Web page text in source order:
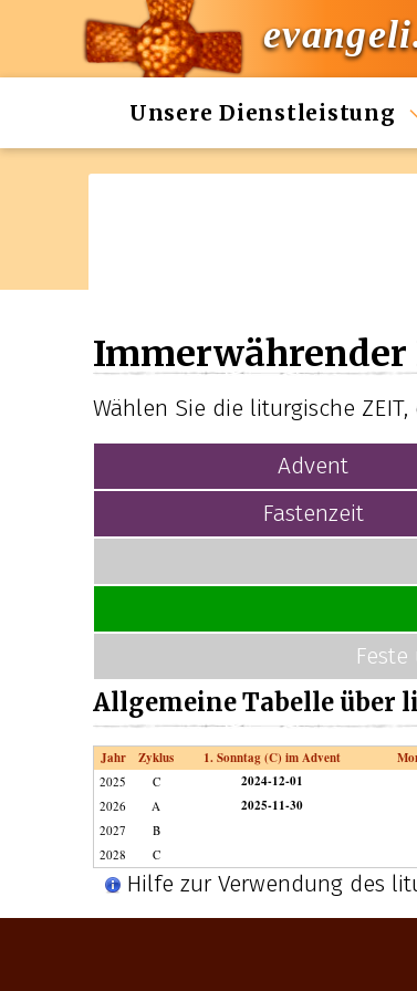
Unsere Dienstleistung
Immerwährender
Wählen Sie die liturgische
Advent
Fastenzeit
Allgemeine Tabelle über
Jahr Zyklus 1. Sonntag (C) im Advent
2025 C 2024-12-01
2026 A 2025-11-30
2027
B
2028
C
Hilfe zur Verwendung des